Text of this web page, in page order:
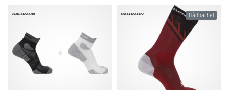
Hållbarhet